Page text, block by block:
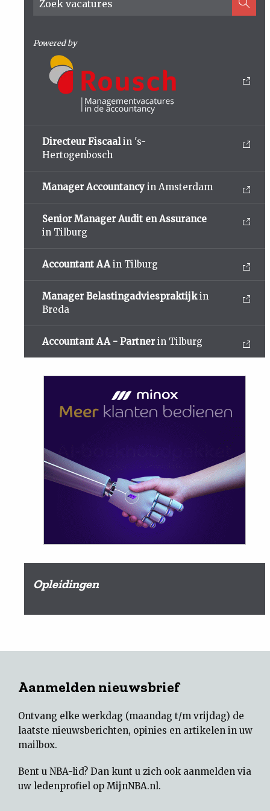
Powered by
Directeur Fiscaalin 's-
Hertogenbosch
Manager Accountancy in Amsterdam
Senior Manager Audit en Assurance
in Tilburg
Accountant AAin Tilburg
Manager Belastingadviespraktijkin
Breda
Accountant AA - Partner in Tilburg
Opleidingen
Aanmelden nieuwsbrief
Ontvang elke werkdag (maandag t/m vrijdag) de
laatste nieuwsberichten, opinies en artikelen in uw
mailbox.
Bent u NBA-lid? Dan kunt u zich ook aanmelden via
uw ledenprofiel op MijnNBA.nl.